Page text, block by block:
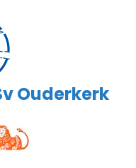
Ouderkerk